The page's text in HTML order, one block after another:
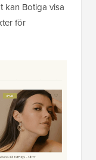
kan Botiga visa
för